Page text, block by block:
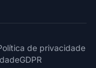
de privacidade
GDPR